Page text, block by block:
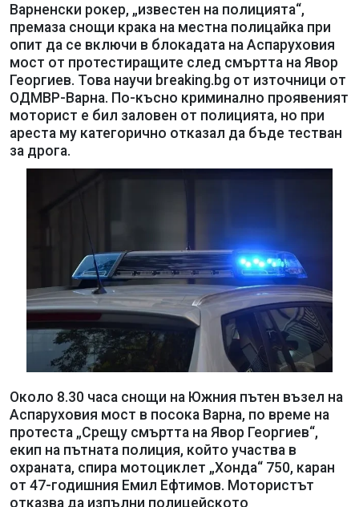
Варненски рокер, „известен на полицията“,
премаза снощи крака на местна полицайка при
опит да се включи в блокадата на Аспаруховия
мост от протестиращите след смъртта на Явор
Георгиев. Това научи breaking.bg от източници от
ОДМВР-Варна. По-късно криминално проявеният
моторист е бил заловен от полицията, но при
ареста му категорично отказал да бъде тестван
за дрога.
Около 8.30 часа снощи на Южния пътен възел на
Аспаруховия мост в посока Варна, по време на
протеста „Срещу смъртта на Явор Георгиев“,
екип на пътната полиция, който участва в
охраната, спира мотоциклет „Хонда“ 750, каран
от 47-годишния Емил Ефтимов. Мотористът
отказва да изпълни полицейското